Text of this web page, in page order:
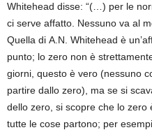
Whitehead disse: “(…) per le
ci serve affatto. Nessuno va al
Quella di A.N. Whitehead è
punto; lo zero non è
giorni, questo è vero (nessuno
partire dallo zero), ma se si
dello zero, si scopre che lo
tutte le cose partono; per